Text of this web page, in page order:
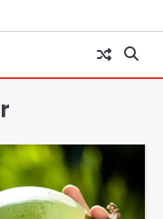
में मॉक आॅपरेशन